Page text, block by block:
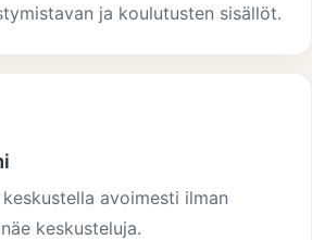
ja koulutusten sisällöt.
avoimesti ilman
keskusteluja.